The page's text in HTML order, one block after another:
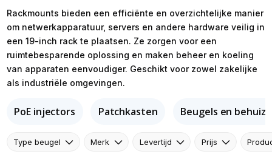
Rackmounts bieden een efficiënte en overzichtelijke manier
om netwerkapparatuur, servers en andere hardware veilig in
een 19-inch rack te plaatsen. Ze zorgen voor een
ruimtebesparende oplossing en maken beheer en koeling
van apparaten eenvoudiger. Geschikt voor zowel zakelijke
als industriële omgevingen.
PoE injectors Patchkasten Beugels en
Type beugel Merk Levertijd Prijs